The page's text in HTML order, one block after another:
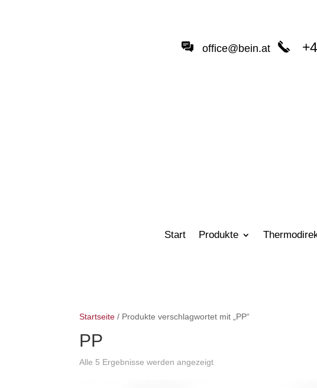
office@bein.at
Start Produkte
Startseite / Produkte verschlagwortet mit „PP“
PP
Alle 5 Ergebnisse werden angezeigt